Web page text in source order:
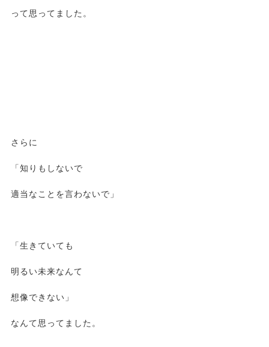
って思ってました。
さらに
「知りもしないで
適当なことを言わないで」
「生きていても
明るい未来なんて
想像できない」
なんて思ってました。